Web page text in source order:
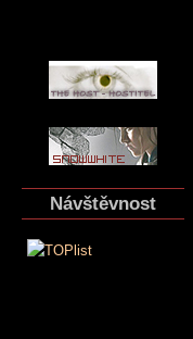
Návštěvnost